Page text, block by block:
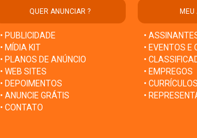
QUER ANUNCIAR ?
• PUBLICIDADE
• MÍDIA KIT
• PLANOS DE ANÚNCIO
• WEB SITES
• DEPOIMENTOS
• ANUNCIE GRÁTIS
• CONTATO
MEU
•
• EVENTOS E
•
• EMPREGOS
• CURRÍCULOS
•